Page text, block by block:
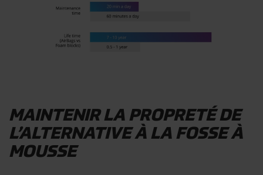
MAINTENIR LA PROPRETÉ DE
L’ALTERNATIVE À LA FOSSE À
MOUSSE